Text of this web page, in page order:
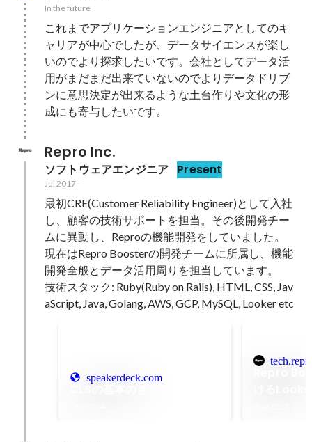
In the future
これまでアプリケーションエンジニアとしてのキ
ャリアが中心でしたが、データサイエンスが楽し
いのでより探求したいです。会社としてデータ活
用がまだまだ出来ていないのでよりデータドリブ
ンに意思決定が出来るような土台作りや文化の形
成にも寄与したいです。
Repro Inc.
ソフトウェアエンジニア Present
Jul 2017-
最初CRE(Customer Reliability Engineer)として入社
し、顧客の技術サポートを担当。その後開発チー
ムに異動し、Reproの機能開発をしていました。
現在はRepro Boosterの開発チームに所属し、機能
開発全般とデータ活用周りを担当しています。
技術スタック: Ruby(Ruby on Rails), HTML, CSS, Jav
aScript, Java, Golang, AWS, GCP, MySQL, Looker etc
speakerdeck.com